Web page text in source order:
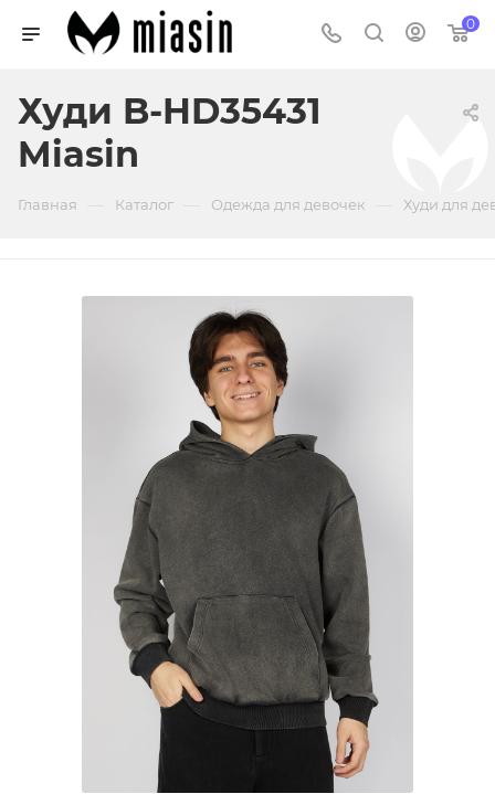
0
Худи B-HD35431
Miasin
Главная Каталог Одежда для девочек Худи для